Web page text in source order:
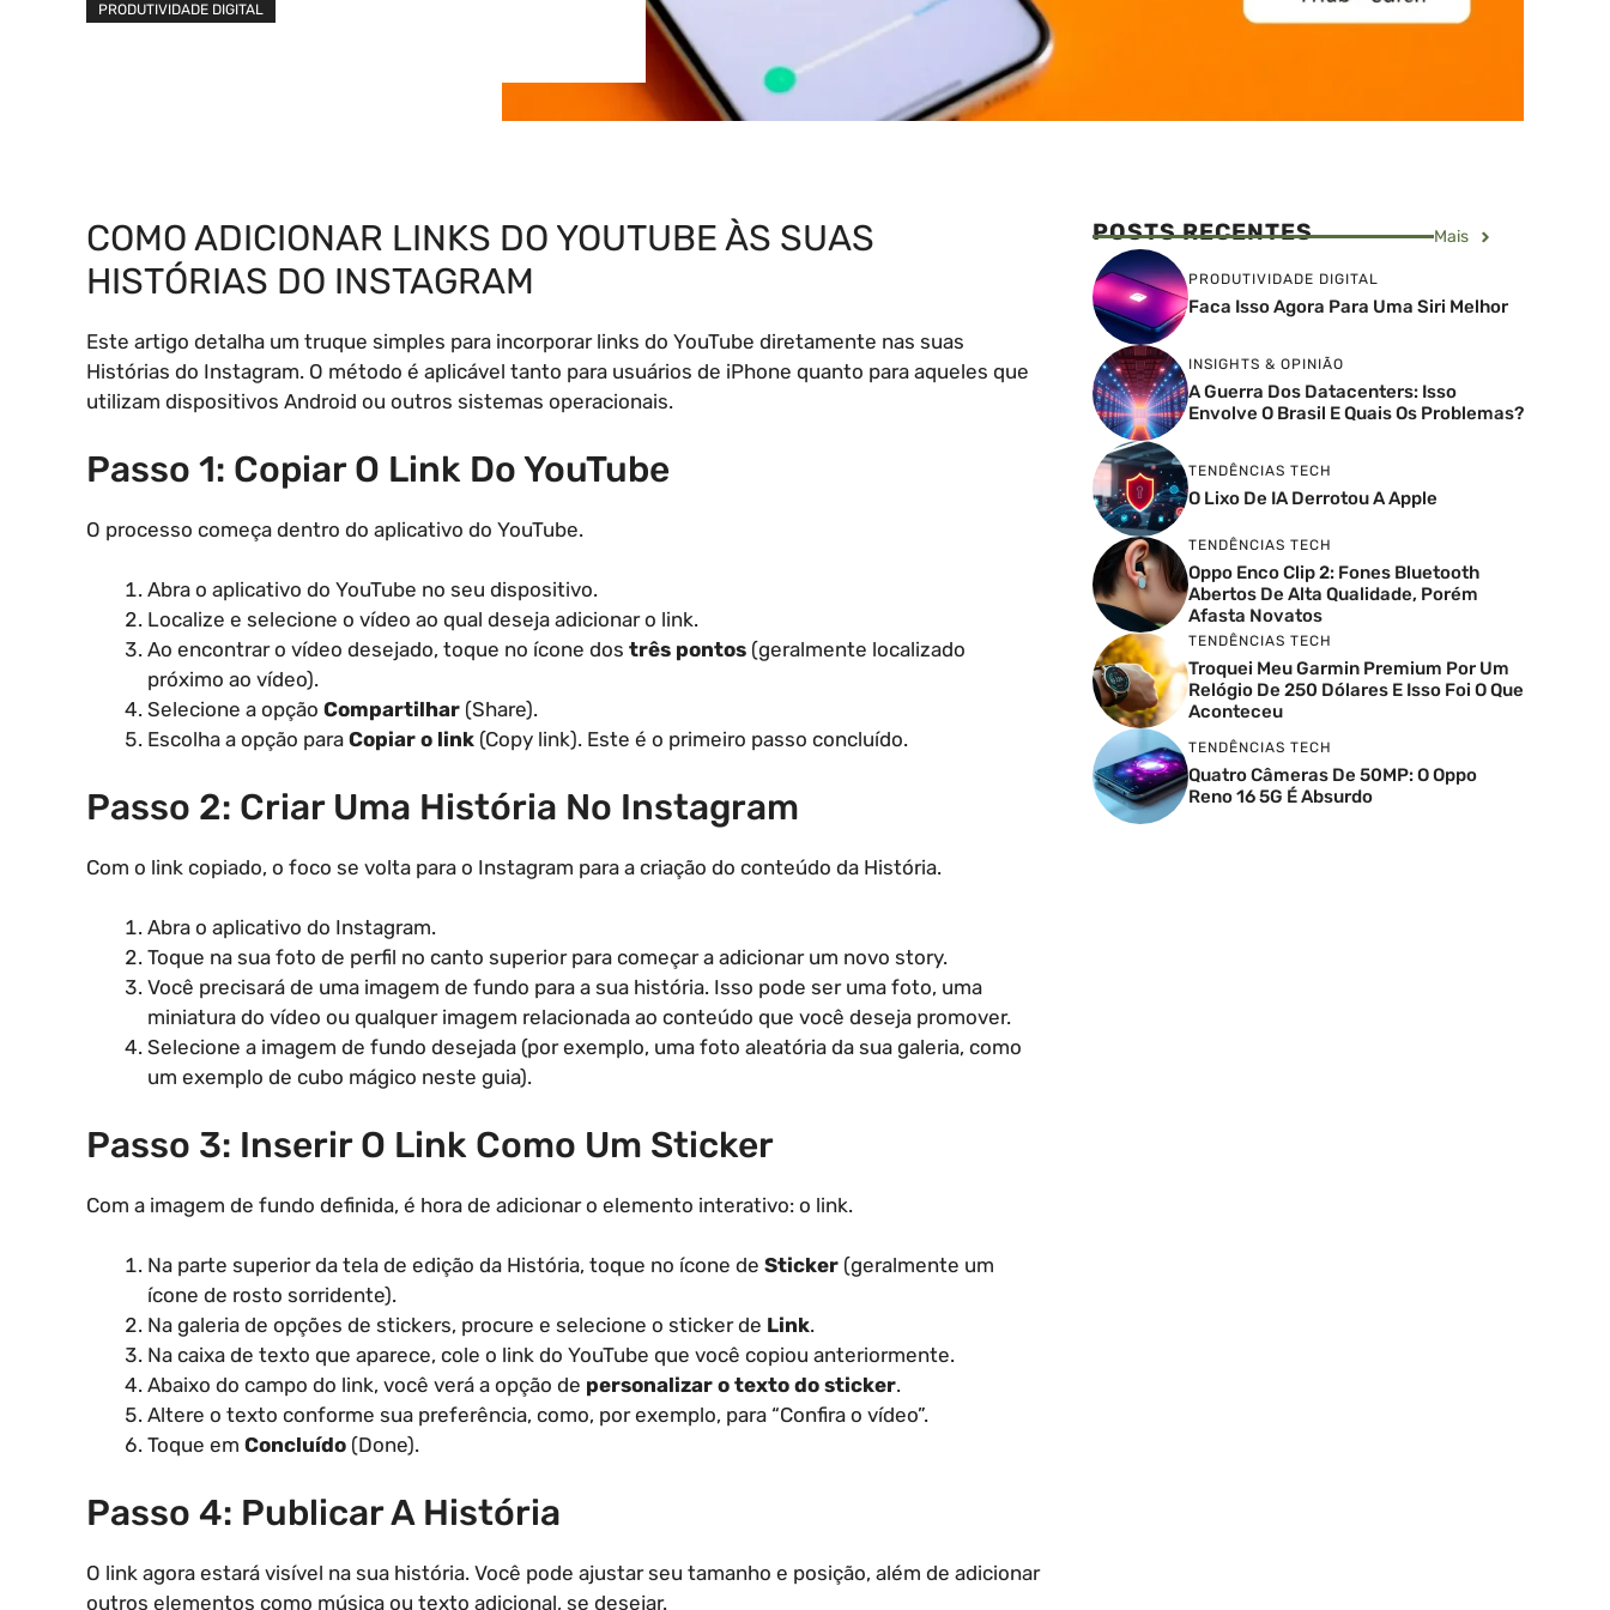
PRODUTIVIDADE DIGITAL
COMO ADICIONAR LINKS DO YOUTUBE ÀS SUAS
HISTÓRIAS DO INSTAGRAM
Este artigo detalha um truque simples para incorporar links do YouTube diretamente nas suas
Histórias do Instagram. O método é aplicável tanto para usuários de iPhone quanto para aqueles que
utilizam dispositivos Android ou outros sistemas operacionais.
Passo 1: Copiar O Link Do YouTube
O processo começa dentro do aplicativo do YouTube.
Abra o aplicativo do YouTube no seu dispositivo.
Localize e selecione o vídeo ao qual deseja adicionar o link.
Ao encontrar o vídeo desejado, toque no ícone dos três pontos (geralmente localizado
próximo ao vídeo).
Selecione a opção Compartilhar (Share).
Escolha a opção para Copiar o link (Copy link). Este é o primeiro passo concluído.
Passo 2: Criar Uma História No Instagram
Com o link copiado, o foco se volta para o Instagram para a criação do conteúdo da História.
Abra o aplicativo do Instagram.
Toque na sua foto de perfil no canto superior para começar a adicionar um novo story.
Você precisará de uma imagem de fundo para a sua história. Isso pode ser uma foto, uma
miniatura do vídeo ou qualquer imagem relacionada ao conteúdo que você deseja promover.
Selecione a imagem de fundo desejada (por exemplo, uma foto aleatória da sua galeria, como
um exemplo de cubo mágico neste guia).
Passo 3: Inserir O Link Como Um Sticker
Com a imagem de fundo definida, é hora de adicionar o elemento interativo: o link.
Na parte superior da tela de edição da História, toque no ícone de Sticker (geralmente um
ícone de rosto sorridente).
Na galeria de opções de stickers, procure e selecione o sticker de Link.
Na caixa de texto que aparece, cole o link do YouTube que você copiou anteriormente.
Abaixo do campo do link, você verá a opção de personalizar o texto do sticker.
Altere o texto conforme sua preferência, como, por exemplo, para “Confira o vídeo”.
Toque em Concluído (Done).
Passo 4: Publicar A História
O link agora estará visível na sua história. Você pode ajustar seu tamanho e posição, além de adicionar
outros elementos como música ou texto adicional, se desejar.
POSTS RECENTES Mais
PRODUTIVIDADE DIGITAL
Faca Isso Agora Para Uma Siri Melhor
INSIGHTS & OPINIÃO
A Guerra Dos Datacenters: Isso
Envolve O Brasil E Quais Os Problemas?
TENDÊNCIAS TECH
O Lixo De IA Derrotou A Apple
TENDÊNCIAS TECH
Oppo Enco Clip 2: Fones Bluetooth
Abertos De Alta Qualidade, Porém
Afasta Novatos
TENDÊNCIAS TECH
Troquei Meu Garmin Premium Por Um
Relógio De 250 Dólares E Isso Foi O Que
Aconteceu
TENDÊNCIAS TECH
Quatro Câmeras De 50MP: O Oppo
Reno 16 5G É Absurdo